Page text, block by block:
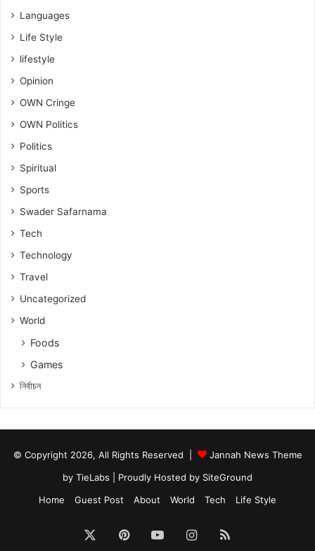
Languages
Life Style
lifestyle
Opinion
OWN Cringe
OWN Politics
Politics
Spiritual
Sports
Swader Safarnama
Tech
Technology
Travel
Uncategorized
World
Foods
Games
নিৰ্বাচন
© Copyright 2026, All Rights Reserved |
Jannah News Theme
by TieLabs | Proudly Hosted by SiteGround
Home
Guest Post About World Tech Life Style
PinterestYouTubeInstagram